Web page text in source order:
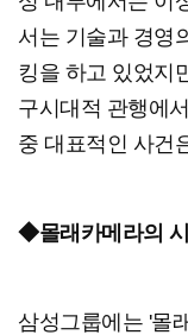
서는 기술과 경영
킹을 하고 있었지
구시대적 관행에
중 대표적인 사건
◆몰래카메라의
삼성그룹에는 '몰